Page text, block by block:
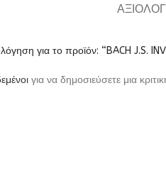
για το προϊόν: “BACH J.S.
για να δημοσιεύσετε μια